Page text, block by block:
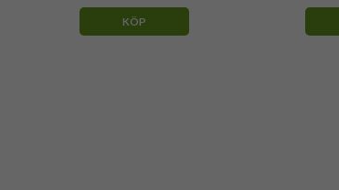
KÖP